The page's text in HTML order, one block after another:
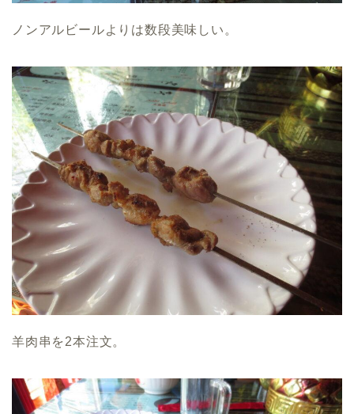
ノンアルビールよりは数段美味しい。
羊肉串を2本注文。